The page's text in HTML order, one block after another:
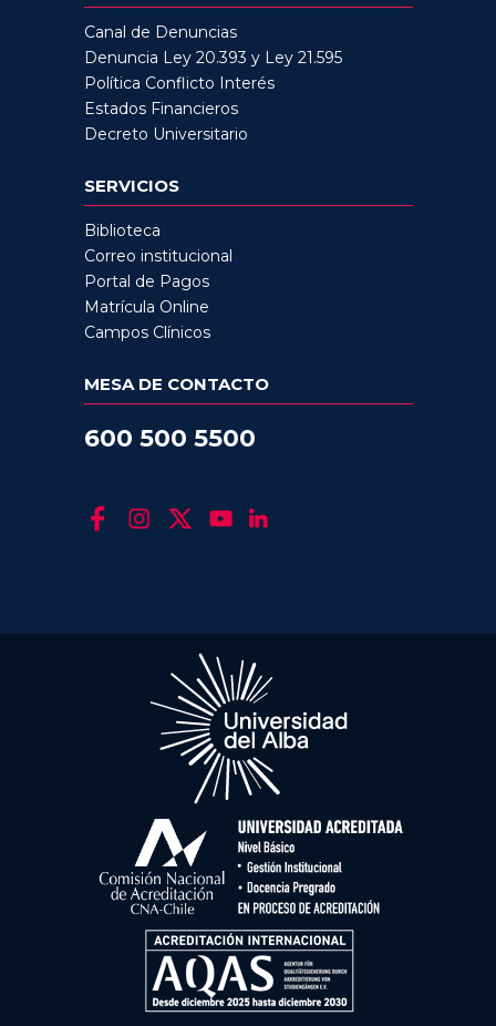
Canal de Denuncias
Denuncia Ley 20.393 y Ley 21.595
Política Conflicto Interés
Estados Financieros
Decreto Universitario
SERVICIOS
Biblioteca
Correo institucional
Portal de Pagos
Matrícula Online
Campos Clínicos
MESA DE CONTACTO
600 500 5500